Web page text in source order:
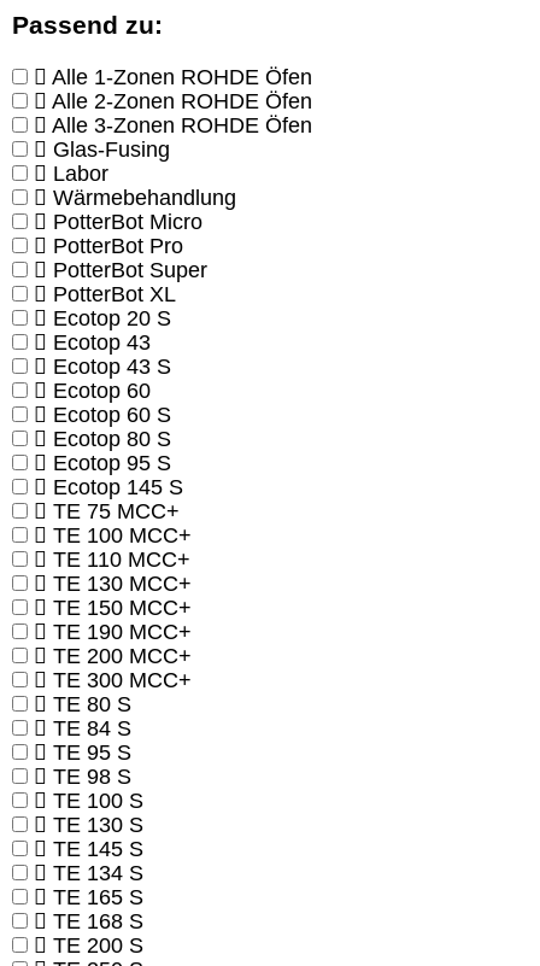
Passend zu:
Alle 1-Zonen ROHDE Öfen
Alle 2-Zonen ROHDE Öfen
Alle 3-Zonen ROHDE Öfen
Glas-Fusing
Labor
Wärmebehandlung
PotterBot Micro
PotterBot Pro
PotterBot Super
PotterBot XL
Ecotop 20 S
Ecotop 43
Ecotop 43 S
Ecotop 60
Ecotop 60 S
Ecotop 80 S
Ecotop 95 S
Ecotop 145 S
TE 75 MCC+
TE 100 MCC+
TE 110 MCC+
TE 130 MCC+
TE 150 MCC+
TE 190 MCC+
TE 200 MCC+
TE 300 MCC+
TE 80 S
TE 84 S
TE 95 S
TE 98 S
TE 100 S
TE 130 S
TE 145 S
TE 134 S
TE 165 S
TE 168 S
TE 200 S